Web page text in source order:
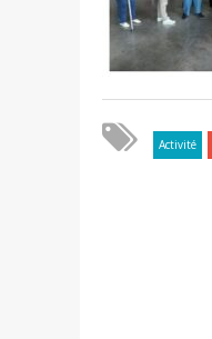
Activité